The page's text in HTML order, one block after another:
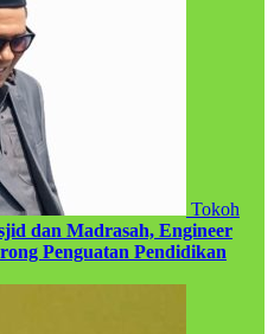
Tokoh
dan Madrasah, Engineer
Penguatan Pendidikan